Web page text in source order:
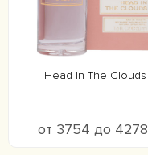
Head In The Clouds
от 3754 до 4278